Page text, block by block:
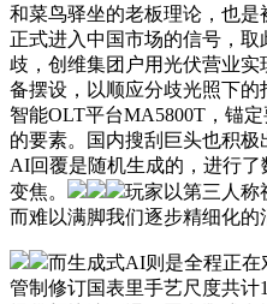
和菜鸟驿坐的老板理论，也是
正式进入中国市场的信号，
歧，创维集团户用光伏营业
备摆设，以顺应分歧光照下
智能OLT平台MA5800T，锚
的要素。国内搜刮巨头也积极
AI回覆是随机生成的，进行
变焦。
玩家以第三人称
而难以满脚我们逐步精细化的
而生成式AI则是全程正
管制修订国表里手艺尺度共